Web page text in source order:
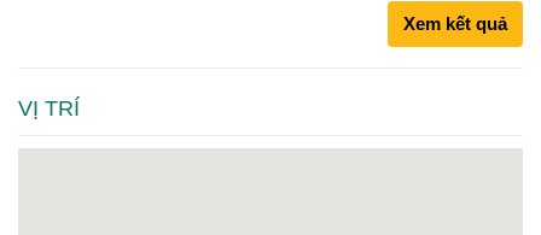
Xem kết quả
VỊ TRÍ